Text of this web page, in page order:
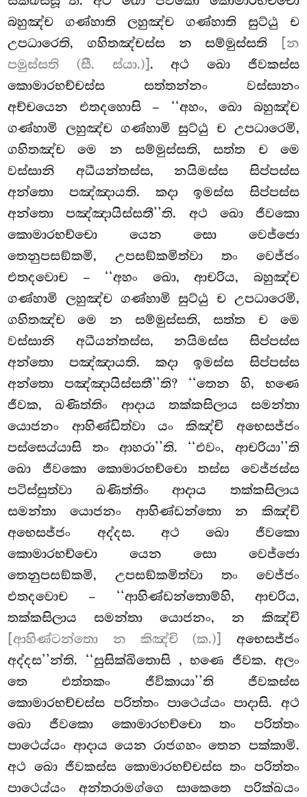
බහුඤ්ච ගණ්හාති ලහුඤ්ච ගණ්හාති සුට්ඨු ච
උපධාරෙති, ගහිතඤ්චස්ස න සම්මුස්සති
[න
පමුස්සති (සී. ස්යා.)] . අථ ඛො ජීවකස්ස
කොමාරභච්චස්ස සත්තන්නං වස්සානං
අච්චයෙන එතදහොසි – ‘‘අහං, ඛො බහුඤ්ච
ගණ්හාමි ලහුඤ්ච ගණ්හාමි සුට්ඨු ච උපධාරෙමි,
ගහිතඤ්ච මෙ න සම්මුස්සති, සත්ත ච මෙ
වස්සානි අධීයන්තස්ස, නයිමස්ස සිප්පස්ස
අන්තො පඤ්ඤායති. කදා ඉමස්ස සිප්පස්ස
අන්තො පඤ්ඤායිස්සතී’’ති. අථ ඛො ජීවකො
කොමාරභච්චො යෙන සො වෙජ්ජො
තෙනුපසඞ්කමි, උපසඞ්කමිත්වා තං වෙජ්ජං
එතදවොච – ‘‘අහං ඛො, ආචරිය, බහුඤ්ච
ගණ්හාමි ලහුඤ්ච ගණ්හාමි සුට්ඨු ච උපධාරෙමි,
ගහිතඤ්ච මෙ න සම්මුස්සති, සත්ත ච මෙ
වස්සානි අධීයන්තස්ස, නයිමස්ස සිප්පස්ස
අන්තො පඤ්ඤායති. කදා ඉමස්ස සිප්පස්ස
අන්තො පඤ්ඤායිස්සතී’’ති? ‘‘තෙන හි, භණෙ
ජීවක, ඛණිත්තිං ආදාය තක්කසිලාය සමන්තා
යොජනං ආහිණ්ඩිත්වා යං කිඤ්චි අභෙසජ්ජං
පස්සෙය්යාසි තං ආහරා’’ති. ‘‘එවං, ආචරියා’’ති
ඛො ජීවකො කොමාරභච්චො තස්ස වෙජ්ජස්ස
පටිස්සුත්වා ඛණිත්තිං ආදාය තක්කසිලාය
සමන්තා යොජනං ආහිණ්ඩන්තො න කිඤ්චි
අභෙසජ්ජං අද්දස. අථ ඛො ජීවකො
කොමාරභච්චො යෙන සො වෙජ්ජො
තෙනුපසඞ්කමි, උපසඞ්කමිත්වා තං වෙජ්ජං
එතදවොච – ‘‘ආහිණ්ඩන්තොම්හි, ආචරිය,
තක්කසිලාය සමන්තා යොජනං, න කිඤ්චි
[ආහිණ්ටන්තො න කිඤ්චි (ක.)]
අභෙසජ්ජං
අද්දස’’න්ති. ‘‘සුසික්ඛිතොසි , භණෙ ජීවක. අලං
තෙ එත්තකං ජීවිකායා’’ති ජීවකස්ස
කොමාරභච්චස්ස පරිත්තං පාථෙය්යං පාදාසි. අථ
ඛො ජීවකො කොමාරභච්චො තං පරිත්තං
පාථෙය්යං ආදාය යෙන රාජගහං තෙන පක්කාමි.
අථ ඛො ජීවකස්ස කොමාරභච්චස්ස තං පරිත්තං
පාථෙය්යං අන්තරාමග්ගෙ සාකෙතෙ පරික්ඛයං